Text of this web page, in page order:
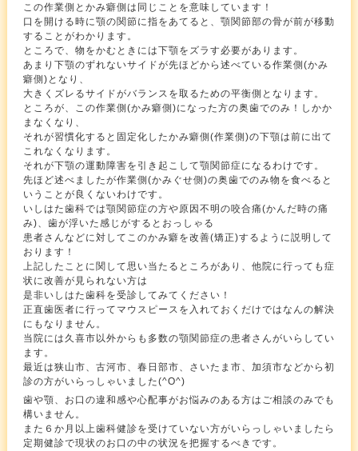
この作業側とかみ癖側は同じことを意味しています！
口を開ける時に顎の関節に指をあてると、顎関節部の骨が前が移動
することがわかります。
ところで、物をかむときには下顎をズラす必要があります。
あまり下顎のずれないサイドが先ほどから述べている作業側(かみ
癖側)となり、
大きくズレるサイドがバランスを取るための平衡側となります。
ところが、この作業側(かみ癖側)になった方の奥歯でのみ！しかか
まなくなり、
それが習慣化すると固定化したかみ癖側(作業側)の下顎は前に出て
これなくなります。
それが下顎の運動障害を引き起こして顎関節症になるわけです。
先ほど述べましたが作業側(かみぐせ側)の奥歯でのみ物を食べると
いうことが良くないわけです。
いしはた歯科では顎関節症の方や原因不明の咬合痛(かんだ時の痛
み)、歯が浮いた感じがするとおっしゃる
患者さんなどに対してこのかみ癖を改善(矯正)するように説明して
おります！
上記したことに関して思い当たるところがあり、他院に行っても症
状に改善が見られない方は
是非いしはた歯科を受診してみてください！
正直歯医者に行ってマウスピースを入れておくだけではなんの解決
にもなりません。
当院には久喜市以外からも多数の顎関節症の患者さんがいらしてい
ます。
最近は狭山市、古河市、春日部市、さいたま市、加須市などから初
診の方がいらっしゃいました(^O^)
歯や顎、お口の違和感や心配事がお悩みのある方はご相談のみでも
構いません。
また６か月以上歯科健診を受けていない方がいらっしゃいましたら
定期健診で現状のお口の中の状況を把握するべきです。